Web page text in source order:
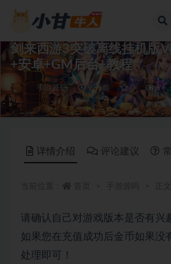
剑来西游3突破离线挂机版
+安卓+GM后台+教程
手游源码 9 月前 0 6
详情介绍 评论建议
请确认自己对游戏版本是否有兴
如果您在充值成功后金币如果没
处理即可！